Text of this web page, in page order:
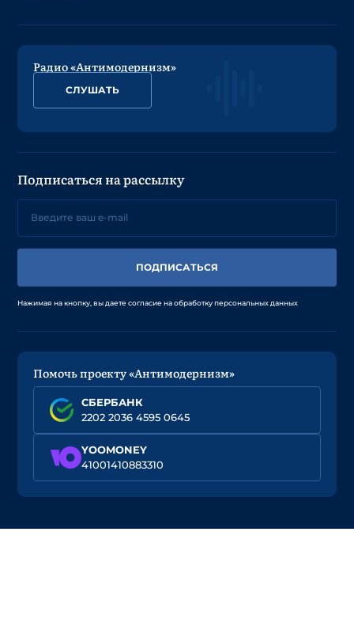
Радио «Антимодернизм»
СЛУШАТЬ
Подписаться на рассылку
ПОДПИСАТЬСЯ
Нажимая на кнопку, вы даете согласие на обработку персональных данных
Помочь проекту «Антимодернизм»
СБЕРБАНК
2202 2036 4595 0645
YOOMONEY
41001410883310